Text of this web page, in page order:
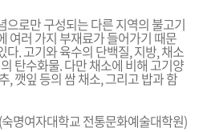
으로만 구성되는 다른 지역의 불고기
여러 가지 부재료가 들어가기 때문
. 고기와 육수의 단백질, 지방, 채소
탄수화물. 다만 채소에 비해 고기양
, 깻잎 등의 쌈 채소, 그리고 밥과 함
명여자대학교 전통문화예술대학원)